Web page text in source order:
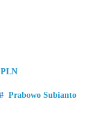
PLN
Prabowo Subianto